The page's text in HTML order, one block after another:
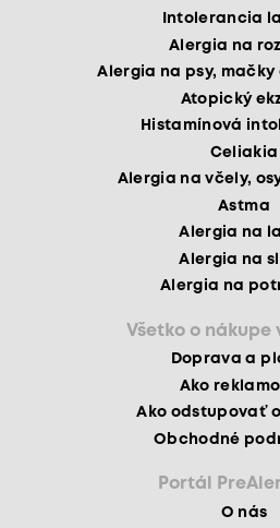
Intolerancia
Alergia na
Alergia na psy, mačky
Atopický
Histamínová
Celiakia
Alergia na včely,
Astma
Alergia na
Alergia na
Alergia na
Všetko o nákupe
Doprava a
Ako
Ako odstupovať
Obchodné
Portál
O nás